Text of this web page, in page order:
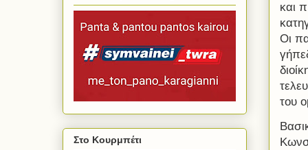
και
Οι
του
Στο Κουρμπέτι